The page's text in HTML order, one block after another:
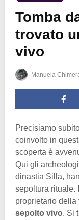
Tomba
trovato
vivo
Manuela
Precisiamo
coinvolto in
scoperta è
Qui gli
dinastia Silla,
sepoltura rituale.
proprietario della
sepolto vivo. Si